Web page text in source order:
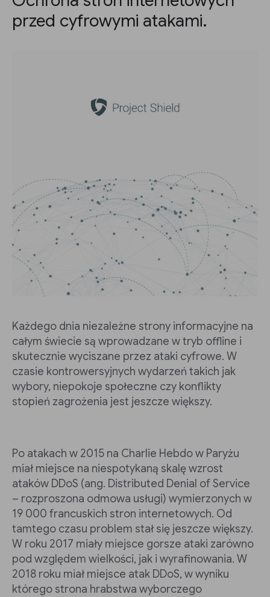
przed cyfrowymi atakami.
Każdego dnia niezależne strony informacyjne na
całym świecie są wprowadzane w tryb offline i
skutecznie wyciszane przez ataki cyfrowe. W
czasie kontrowersyjnych wydarzeń takich jak
wybory, niepokoje społeczne czy konflikty
stopień zagrożenia jest jeszcze większy.
Po atakach w 2015 na Charlie Hebdo w Paryżu
miał miejsce na niespotykaną skalę wzrost
ataków DDoS (ang. Distributed Denial of Service
– rozproszona odmowa usługi) wymierzonych w
19 000 francuskich stron internetowych. Od
tamtego czasu problem stał się jeszcze większy.
W roku 2017 miały miejsce gorsze ataki zarówno
pod względem wielkości, jak i wyrafinowania. W
2018 roku miał miejsce atak DDoS, w wyniku
którego strona hrabstwa wyborczego